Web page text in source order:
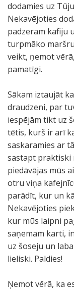
dodamies uz
Nekavējoties
padzeram kafiju
turpmāko
veikt, ņemot
pamatīgi.
Sākam iztaujāt
draudzeni, par
iespējām tikt uz
tētis, kurš ir arī
saskaramies ar
sastapt praktiski
piedāvājas mūs
otru viņa
parādīt, kur un
Nekavējoties
kur mūs laipni
saņemam karti,
uz šoseju un
lieliski. Paldies!
Ņemot vērā, ka